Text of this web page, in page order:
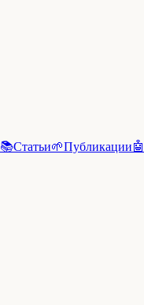
📚Статьи🌱Публикации🤖